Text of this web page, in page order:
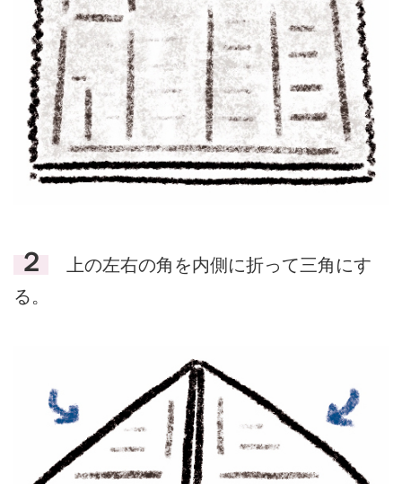
２
上の左右の角を内側に折って三角にす
る。